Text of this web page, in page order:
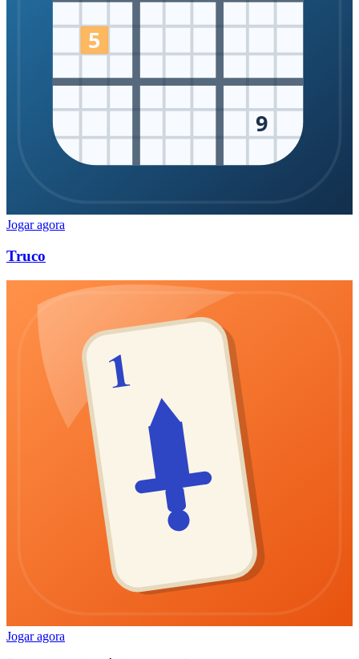
5
9
Jogar agora
Truco
1
Jogar agora